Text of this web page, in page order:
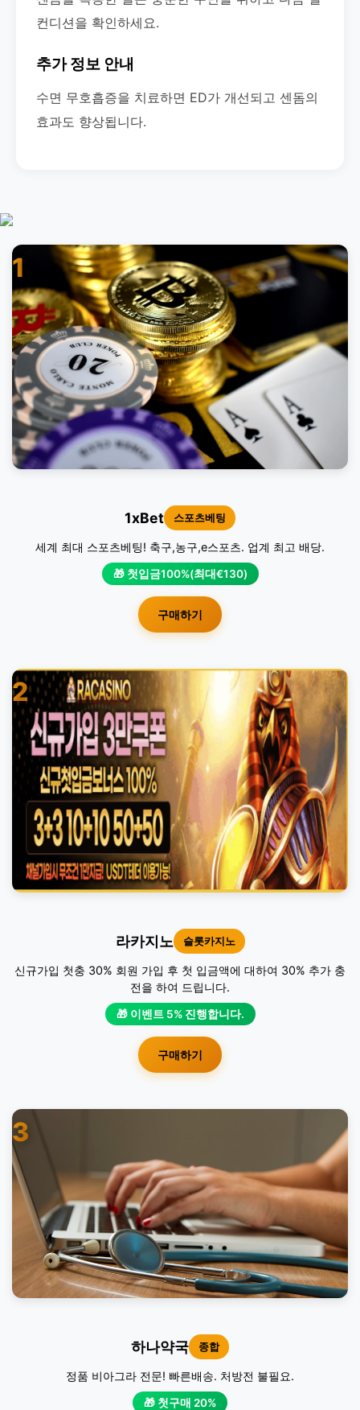
컨디션을 확인하세요.
추가 정보 안내
수면 무호흡증을 치료하면 ED가 개선되고 센돔의
효과도 향상됩니다.
1
1xBet 스포츠베팅
세계 최대 스포츠베팅! 축구,농구,e스포츠. 업계 최고 배당.
🎁 첫입금100%(최대€130)
구매하기
2
라카지노 슬롯카지노
신규가입 첫충 30% 회원 가입 후 첫 입금액에 대하여 30% 추가 충
전을 하여 드립니다.
🎁 이벤트 5% 진행합니다.
구매하기
3
하나약국 종합
정품 비아그라 전문! 빠른배송. 처방전 불필요.
🎁 첫구매 20%